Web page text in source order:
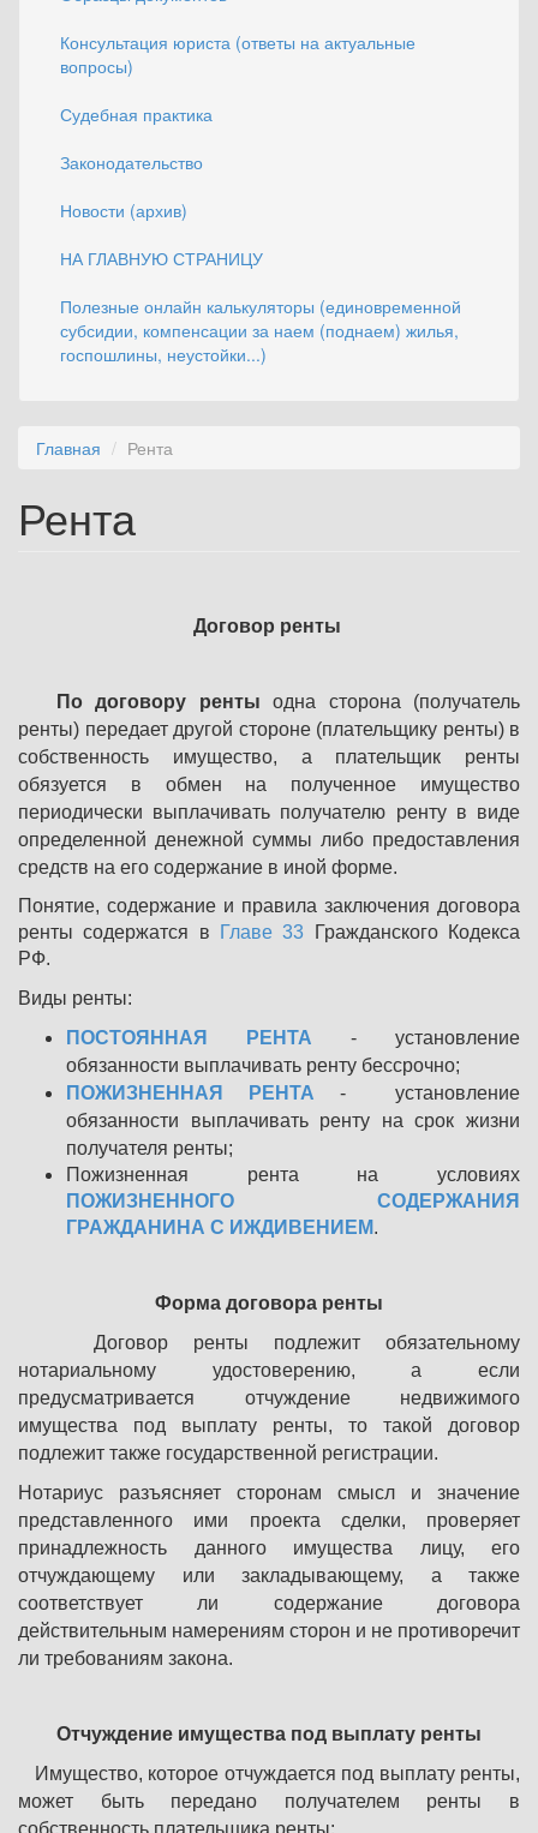
Консультация юриста (ответы на актуальные
вопросы)
Судебная практика
Законодательство
Новости (архив)
НА ГЛАВНУЮ СТРАНИЦУ
Полезные онлайн калькуляторы (единовременной
субсидии, компенсации за наем (поднаем) жилья,
госпошлины, неустойки...)
Главная Рента
Рента
Договор ренты
По договору ренты одна сторона (получатель
ренты) передает другой стороне (плательщику ренты) в
собственность имущество, а плательщик ренты
обязуется в обмен на полученное имущество
периодически выплачивать получателю ренту в виде
определенной денежной суммы либо предоставления
средств на его содержание в иной форме.
Понятие, содержание и правила заключения договора
ренты содержатся в
Главе 33 Гражданского Кодекса
РФ.
Виды ренты:
ПОСТОЯННАЯ РЕНТА - установление
обязанности выплачивать ренту бессрочно;
ПОЖИЗНЕННАЯ РЕНТА - установление
обязанности выплачивать ренту на срок жизни
получателя ренты;
Пожизненная рента на условиях
ПОЖИЗНЕННОГО СОДЕРЖАНИЯ
ГРАЖДАНИНА С ИЖДИВЕНИЕМ.
Форма договора ренты
Договор ренты подлежит обязательному
нотариальному удостоверению, а если
предусматривается отчуждение недвижимого
имущества под выплату ренты, то такой договор
подлежит также государственной регистрации.
Нотариус разъясняет сторонам смысл и значение
представленного ими проекта сделки, проверяет
принадлежность данного имущества лицу, его
отчуждающему или закладывающему, а также
соответствует ли содержание договора
действительным намерениям сторон и не противоречит
ли требованиям закона.
Отчуждение имущества под выплату ренты
Имущество, которое отчуждается под выплату ренты,
может быть передано получателем ренты в